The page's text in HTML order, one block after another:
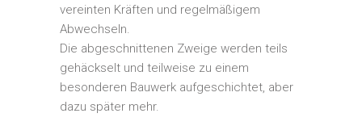
vereinten Kräften und regelmäßigem
Abwechseln.
Die abgeschnittenen Zweige werden teils
gehäckselt und teilweise zu einem
besonderen Bauwerk aufgeschichtet, aber
dazu später mehr.